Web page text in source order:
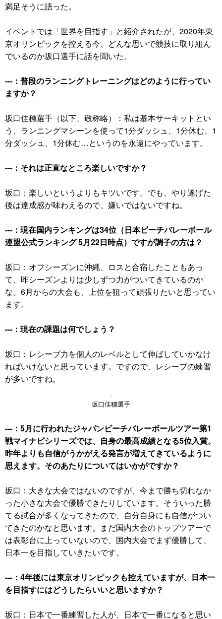
満足そうに語った。
イベントでは「世界を目指す」と紹介されたが、2020年東
京オリンピックを控える今、どんな思いで競技に取り組ん
でいるのか坂口選手に話を聞いた。
---：普段のランニングトレーニングはどのように行ってい
ますか？
坂口佳穗選手（以下、敬称略）：私は基本サーキットとい
う、ランニングマシーンを使って1分ダッシュ、1分休む、1
分ダッシュ、1分休む…というのを永遠にやっています。
---：それは正直なところ楽しいですか？
坂口：楽しいというよりもキツいです。でも、やり遂げた
後は達成感が味わえるので、嫌いではないですね。
---：現在国内ランキングは34位（日本ビーチバレーボール
連盟公式ランキング 5月22日時点）ですが調子の方は？
坂口：オフシーズンに沖縄、ロスと合宿したこともあっ
て、昨シーズンよりは少しずつ力がついてきているのか
な。6月からの大会も、上位を狙って頑張りたいと思ってい
ます。
---：現在の課題は何でしょう？
坂口：レシーブ力を個人のレベルとして伸ばしていかなけ
ればいけないと思っています。ですので、レシーブの練習
が多いですね。
坂口佳穗選手
---：5月に行われたジャパンビーチバレーボールツアー第1
戦マイナビシリーズでは、自身の最高成績となる5位入賞。
昨年よりも自信がうかがえる発言が増えてきているように
思えます。そのあたりについてはいかがですか？
坂口：大きな大会ではないのですが、今まで勝ち切れなか
った小さな大会で優勝できたりしています。そういった勝
てる試合が多くなってきたので、自分自身にも自信がつい
てきたのかなと思います。まだ国内大会のトップツアーで
は表彰台に上っていないので、国内大会でまず優勝して、
日本一を目指していきたいです。
---：4年後には東京オリンピックも控えていますが、日本一
を目指すにはどうしたらいいと思いますか？
坂口：日本で一番練習した人が、日本で一番になると思い